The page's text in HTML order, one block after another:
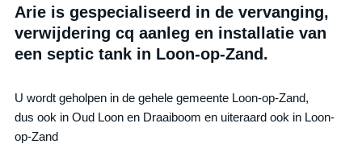
Arie is gespecialiseerd in de vervanging,
verwijdering cq aanleg en installatie van
een septic tank in Loon-op-Zand.
U wordt geholpen in de gehele gemeente Loon-op-Zand,
dus ook in Oud Loon en Draaiboom en uiteraard ook in Loon-
op-Zand